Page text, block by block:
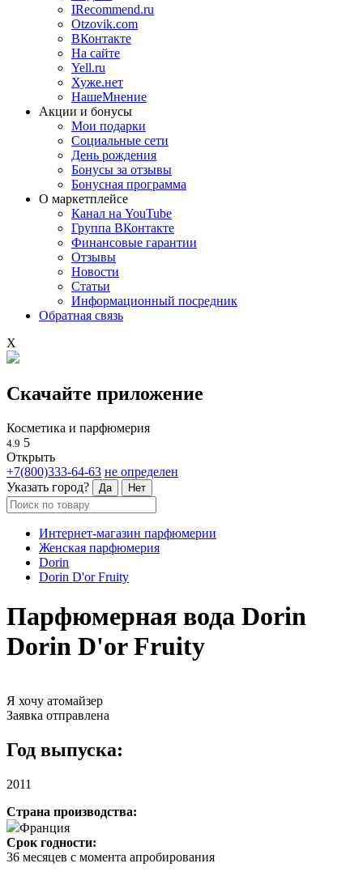
IRecommend.ru
Otzovik.com
ВКонтакте
На сайте
Yell.ru
Хуже.нет
НашеМнение
Акции и бонусы
Мои подарки
Социальные сети
День рождения
Бонусы за отзывы
Бонусная программа
О маркетплейсе
Канал на YouTube
Группа ВКонтакте
Финансовые гарантии
Отзывы
Новости
Статьи
Информационный посредник
Обратная связь
X
Скачайте приложение
Косметика и парфюмерия
4.9 5
Открыть
+7(800)333-64-63 не определен
Указать город?
Да Нет
Интернет-магазин парфюмерии
Женская парфюмерия
Dorin
Dorin D'or Fruity
Парфюмерная вода Dorin
Dorin D'or Fruity
Я хочу атомайзер
Заявка отправлена
Год выпуска:
2011
Страна производства:
Франция
Срок годности:
36 месяцев с момента апробирования